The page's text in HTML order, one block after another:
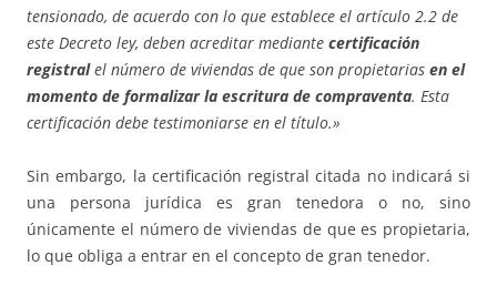
tensionado, de acuerdo con lo que establece el artículo 2.2 de
este Decreto ley, deben acreditar mediante certificación
registralel número de viviendas de que son propietarias en el
momento de formalizar la escritura de compraventa. Esta
certificación debe testimoniarse en el título.»
Sin embargo, la certificación registral citada no indicará si
una persona jurídica es gran tenedora o no, sino
únicamente el número de viviendas de que es propietaria,
lo que obliga a entrar en el concepto de gran tenedor.